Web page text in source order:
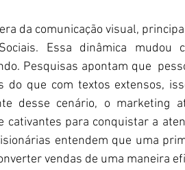
da comunicação visual,
Essa dinâmica mudou
Pesquisas apontam que
do que com textos extensos,
desse cenário, o marketing
cativantes para conquistar a
entendem que uma
vendas de uma maneira